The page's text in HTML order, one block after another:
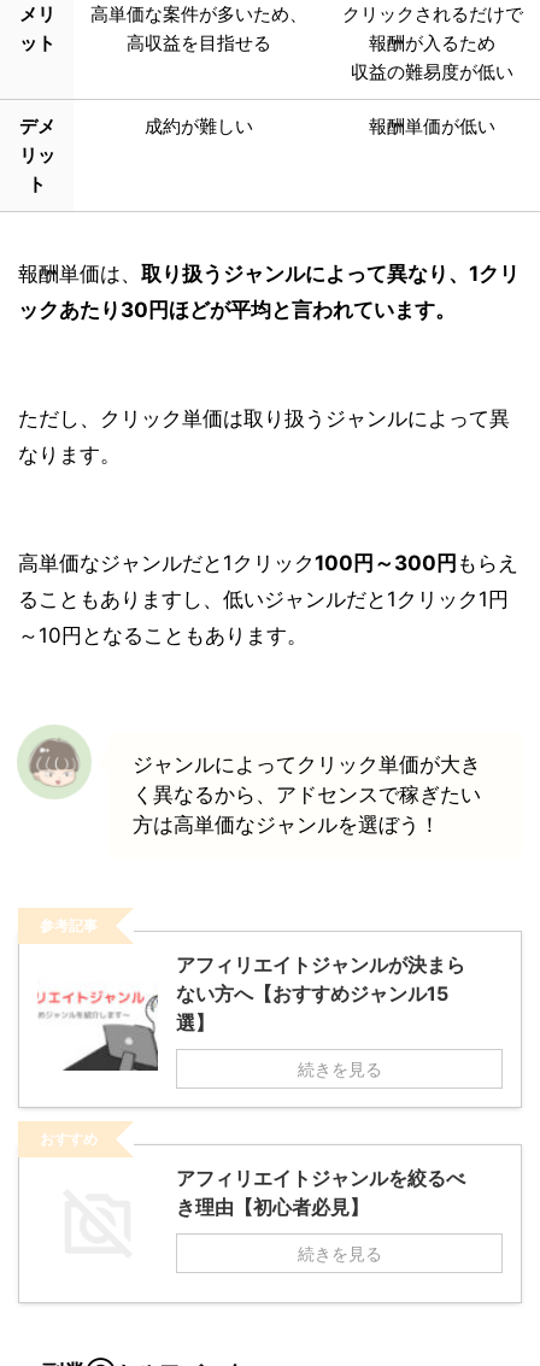
メリ
ット
高単価な案件が多いため、
高収益を目指せる
クリックされるだけで
報酬が入るため
収益の難易度が低い
デメ
リッ
ト
成約が難しい 報酬単価が低い
報酬単価は、 取り扱うジャンルによって異なり、1クリ
ックあたり30円ほどが平均と言われています。
ただし、クリック単価は取り扱うジャンルによって異
なります。
高単価なジャンルだと1クリック100円～300円 もらえ
ることもありますし、低いジャンルだと1クリック 1円
～10円 となることもあります。
ジャンルによってクリック単価が大き
く異なるから、アドセンスで稼ぎたい
方は高単価なジャンルを選ぼう！
参考記事
アフィリエイトジャンルが決まら
ない方へ【おすすめジャンル15
選】
続きを見る
おすすめ
アフィリエイトジャンルを絞るべ
き理由【初心者必見】
続きを見る